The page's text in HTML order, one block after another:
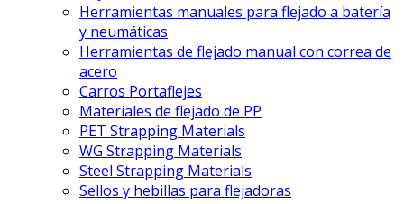
Herramientas manuales para flejado a batería
y neumáticas
Herramientas de flejado manual con correa de
acero
Carros Portaflejes
Materiales de flejado de PP
PET Strapping Materials
WG Strapping Materials
Steel Strapping Materials
Sellos y hebillas para flejadoras